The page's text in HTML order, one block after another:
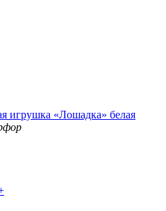
игрушка «Лошадка» белая